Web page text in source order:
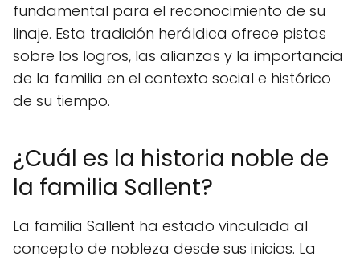
fundamental para el reconocimiento de su
linaje. Esta tradición heráldica ofrece pistas
sobre los logros, las alianzas y la importancia
de la familia en el contexto social e histórico
de su tiempo.
¿Cuál es la historia noble de
la familia Sallent?
La familia Sallent ha estado vinculada al
concepto de nobleza desde sus inicios. La